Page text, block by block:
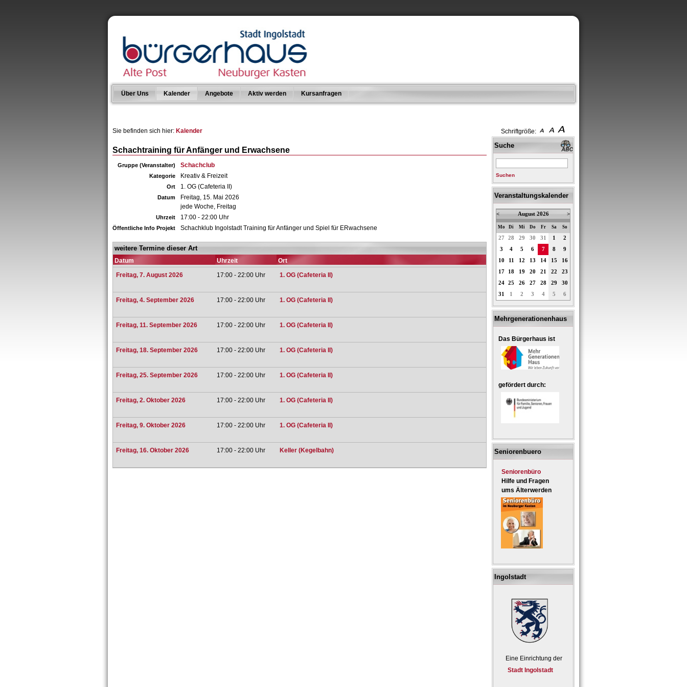
Schriftgröße:
Über Uns Kalender Angebote Aktiv werden Kursanfragen
Sie befinden sich hier: Kalender
Schachtraining für Anfänger und Erwachsene
Gruppe (Veranstalter) Schachclub
Kategorie Kreativ & Freizeit
Ort 1. OG (Cafeteria II)
Datum
Freitag, 15. Mai 2026
jede Woche, Freitag
Uhrzeit 17:00 - 22:00 Uhr
Öffentliche Info Projekt Schachklub Ingolstadt Training für Anfänger und Spiel für ERwachsene
weitere Termine dieser Art
Datum Uhrzeit
Ort
Freitag, 7. August 2026
17:00 - 22:00 Uhr 1. OG (Cafeteria II)
Freitag, 4. September 2026 17:00 - 22:00 Uhr 1. OG (Cafeteria II)
Freitag, 11. September 2026 17:00 - 22:00 Uhr 1. OG (Cafeteria II)
Freitag, 18. September 2026 17:00 - 22:00 Uhr 1. OG (Cafeteria II)
Freitag, 25. September 2026 17:00 - 22:00 Uhr 1. OG (Cafeteria II)
Freitag, 2. Oktober 2026 17:00 - 22:00 Uhr 1. OG (Cafeteria II)
Freitag, 9. Oktober 2026 17:00 - 22:00 Uhr 1. OG (Cafeteria II)
Freitag, 16. Oktober 2026 17:00 - 22:00 Uhr Keller (Kegelbahn)
Suche
Suchen
Veranstaltungskalender
< August 2026 >
Mo Di Mi Do Fr Sa So
27 28 29 30 31 1
2
3
4 5 6 7 8
9
10
11 12 13 14 15
16
17
18 19 20 21 22
23
24
25 26 27 28 29
30
31
1 2 3 4 5 6
Mehrgenerationenhaus
Das Bürgerhaus ist
gefördert durch:
Seniorenbuero
Seniorenbüro
Hilfe und Fragen
ums Älterwerden
Ingolstadt
Eine Einrichtung der
Stadt Ingolstadt